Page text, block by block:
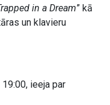
in a Dream” kā
un klavieru
ieeja par